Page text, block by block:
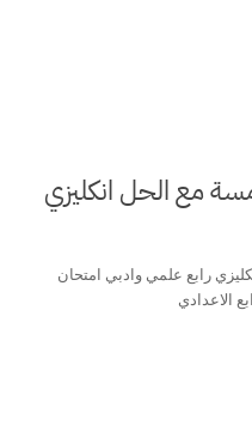
مع الحل انكليزي
رابع علمي وادبي امتحان
الاعدادي